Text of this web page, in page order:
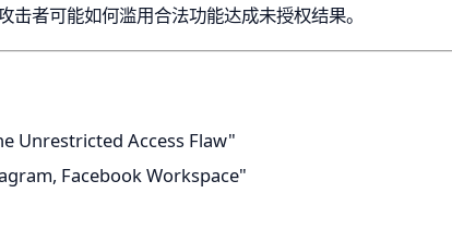
者可能如何滥用合法功能达成未授权结果。
Unrestricted Access Flaw"
Facebook Workspace"